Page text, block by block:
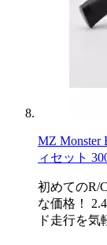
MZ Monster
ィセット
初めてのR/
な価格！
ド走行を気